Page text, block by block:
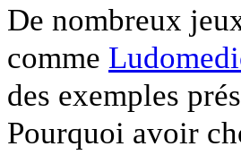
De nombreux
comme
des exemples
Pourquoi avoir